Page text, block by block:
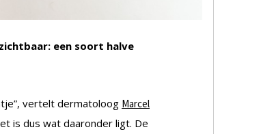
een soort halve
vertelt dermatoloog Marcel
is dus wat daaronder ligt. De